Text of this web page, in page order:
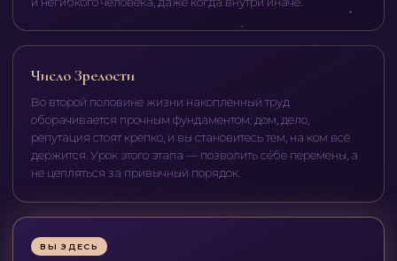
Число Зрелости
Во второй половине жизни накопленный труд
оборачивается прочным фундаментом: дом, дело,
репутация стоят крепко, и вы становитесь тем, на ком всё
держится. Урок этого этапа — позволить себе перемены, а
не цепляться за привычный порядок.
ВЫ ЗДЕСЬ